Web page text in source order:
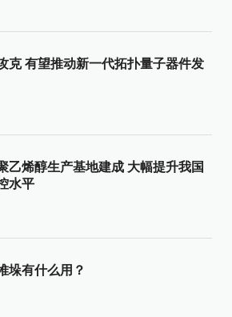
克 有望推动新一代拓扑量子器件发
乙烯醇生产基地建成 大幅提升我国
水平
垛有什么用？